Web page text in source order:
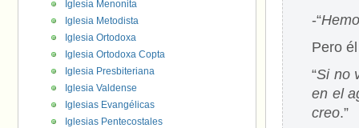
-“
Pero
“Si no
en el
creo.”
Iglesia Menonita
Iglesia Metodista
Iglesia Ortodoxa
Iglesia Ortodoxa Copta
Iglesia Presbiteriana
Iglesia Valdense
Iglesias Evangélicas
Iglesias Pentecostales